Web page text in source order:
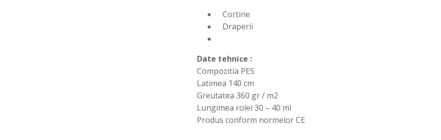
Cortine
Draperii
Date tehnice :
Compozitia PES
Latimea 140 cm
Greutatea 360 gr / m2
Lungimea rolei 30 – 40 ml
Produs conform normelor CE